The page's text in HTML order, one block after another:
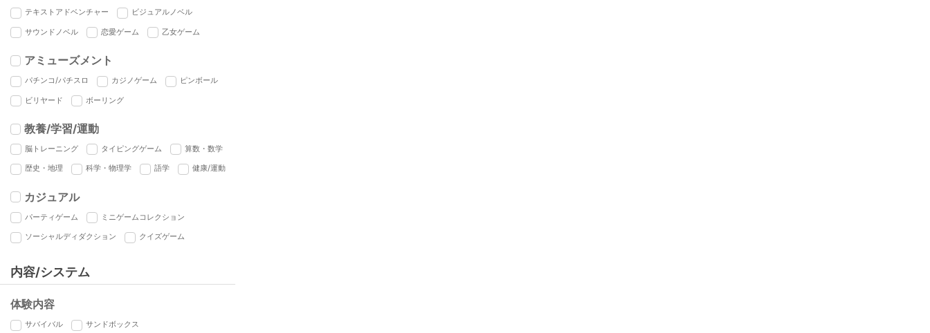
テキストアドベンチャー ビジュアルノベル
サウンドノベル 恋愛ゲーム 乙女ゲーム
アミューズメント
パチンコ/パチスロ カジノゲーム ピンボール
ビリヤード ボーリング
教養/学習/運動
脳トレーニング タイピングゲーム 算数・数学
歴史・地理 科学・物理学 語学 健康/運動
カジュアル
パーティゲーム ミニゲームコレクション
ソーシャルディダクション クイズゲーム
内容/システム
体験内容
サバイバル サンドボックス